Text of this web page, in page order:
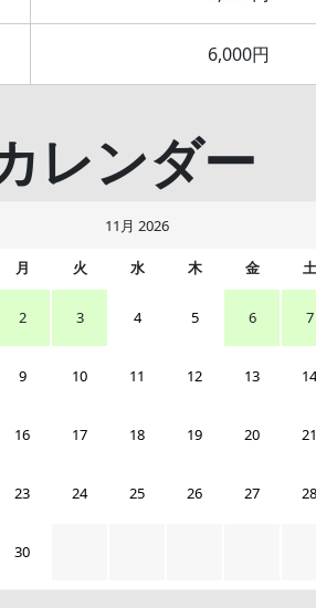
6,000円
レンダー
11月 2026
月 火 水 木 金 土
2 3 4 5 6 7
9 10 11 12 13 14
16 17 18 19 20 21
23 24 25 26 27 28
30